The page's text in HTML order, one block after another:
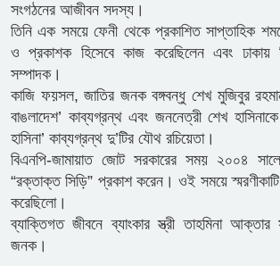
সংগঠনের আজীবন সদস্য।
তিনি এক সময়ে ফেনী থেকে প্রকাশিত সাপ্তাহিক
ও প্রকাশক হিসেবে কাজ করেছিলেন এবং ঢাকায়
সম্পাদক।
কাজি ফয়সল, জাতির জনক বঙ্গবন্ধু শেখ মুজিবুর
বাঙলাদেশ’ কাব্যগ্রন্থ এবং জননেত্রী শেখ
হাসিনা’ কাব্যগ্রন্থ দু’টির যৌথ রচিয়েতা।
বিএনপি-জামায়াত জোট সরকারের সময় ২০০৪
“রক্তাক্ত সিড়ি” প্রকাশ করেন। ওই সময়ে
করেছিলো।
ব্যাক্তিগত জীবনে ব্যাংকার স্ত্রী তাহমিনা
জনক।